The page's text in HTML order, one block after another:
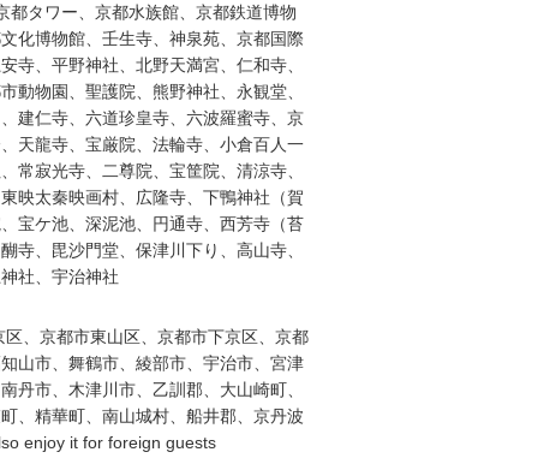
都タワー、京都水族館、京都鉄道博物
化博物館、壬生寺、神泉苑、京都国際
寺、平野神社、北野天満宮、仁和寺、
動物園、聖護院、熊野神社、永観堂、
建仁寺、六道珍皇寺、六波羅蜜寺、京
天龍寺、宝厳院、法輪寺、小倉百人一
寂光寺、二尊院、宝筐院、清涼寺、
映太秦映画村、広隆寺、下鴨神社（賀
宝ケ池、深泥池、円通寺、西芳寺（苔
寺、毘沙門堂、保津川下り、高山寺、
社、宇治神社
、京都市東山区、京都市下京区、京都
山市、舞鶴市、綾部市、宇治市、宮津
丹市、木津川市、乙訓郡、大山崎町、
、精華町、南山城村、船井郡、京丹波
enjoy it for foreign guests